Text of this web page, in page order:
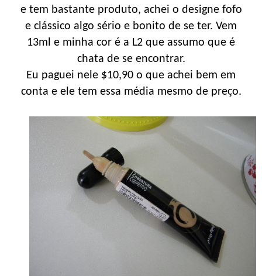
e tem bastante produto, achei o designe fofo
e clássico algo sério e bonito de se ter. Vem
13ml e minha cor é a L2 que assumo que é
chata de se encontrar.
Eu paguei nele $10,90 o que achei bem em
conta e ele tem essa média mesmo de preço.